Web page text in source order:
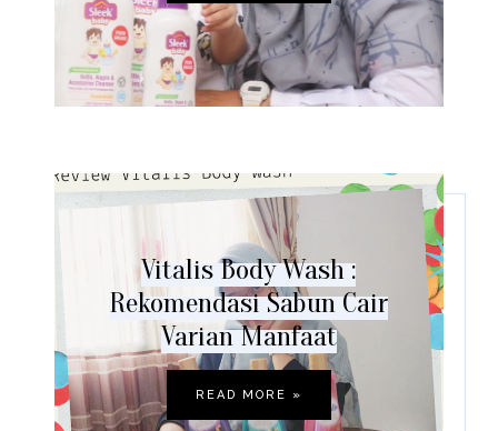
Vitalis Body Wash :
Rekomendasi Sabun Cair
Varian Manfaat
READ MORE »